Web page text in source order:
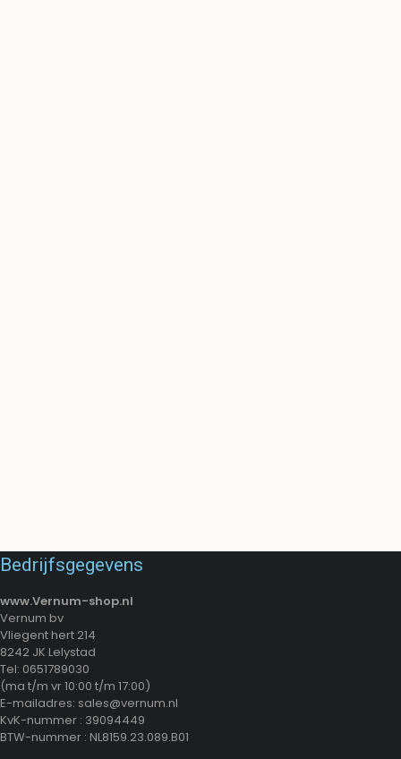
Bedrijfsgegevens
www.Vernum-shop.nl
Vernum bv
Vliegent hert 214
8242 JK Lelystad
Tel: 0651789030
(ma t/m vr 10:00 t/m 17:00)
E-mailadres: sales@vernum.nl
KvK-nummer : 39094449
BTW-nummer : NL8159.23.089.B01